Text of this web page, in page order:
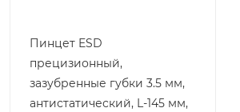
Пинцет ESD
прецизионный,
зазубренные губки 3.5 мм,
антистатический, L-145 мм,